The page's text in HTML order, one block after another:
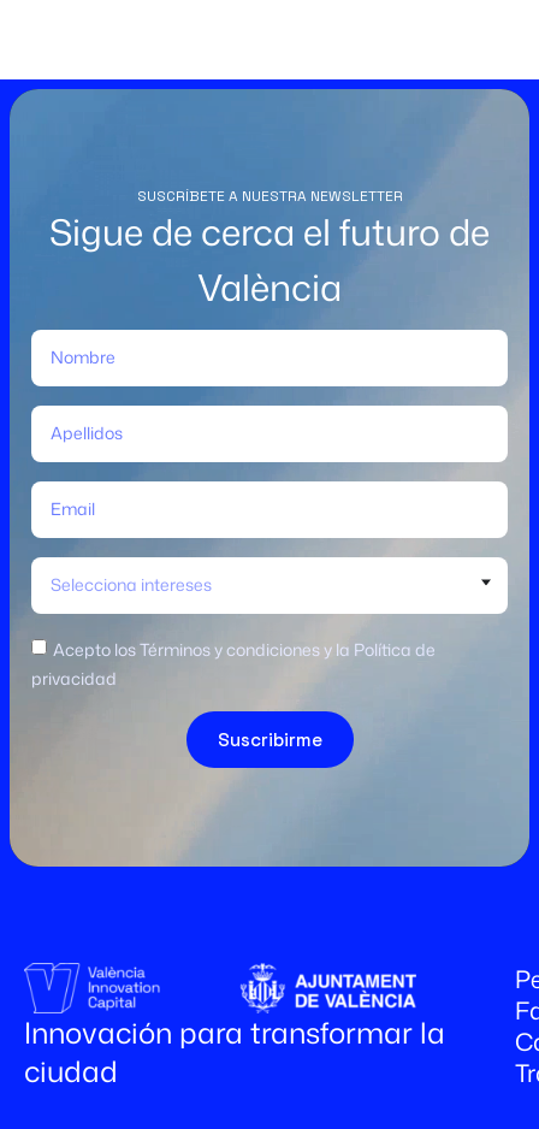
SUSCRÍBETE A NUESTRA NEWSLETTER
Sigue de cerca el futuro de
València
Selecciona intereses
Acepto los Términos y condiciones y la Política de
privacidad
Suscribirme
Innovación para transformar la
ciudad